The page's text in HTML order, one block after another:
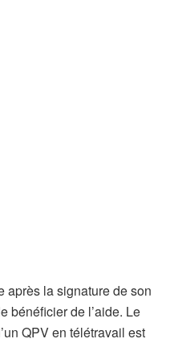
après la signature de son
bénéficier de l’aide. Le
QPV en télétravail est